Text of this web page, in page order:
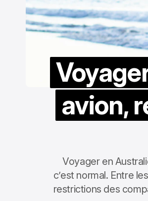
avion,
Voyager en
c’est normal. Entre
restrictions des